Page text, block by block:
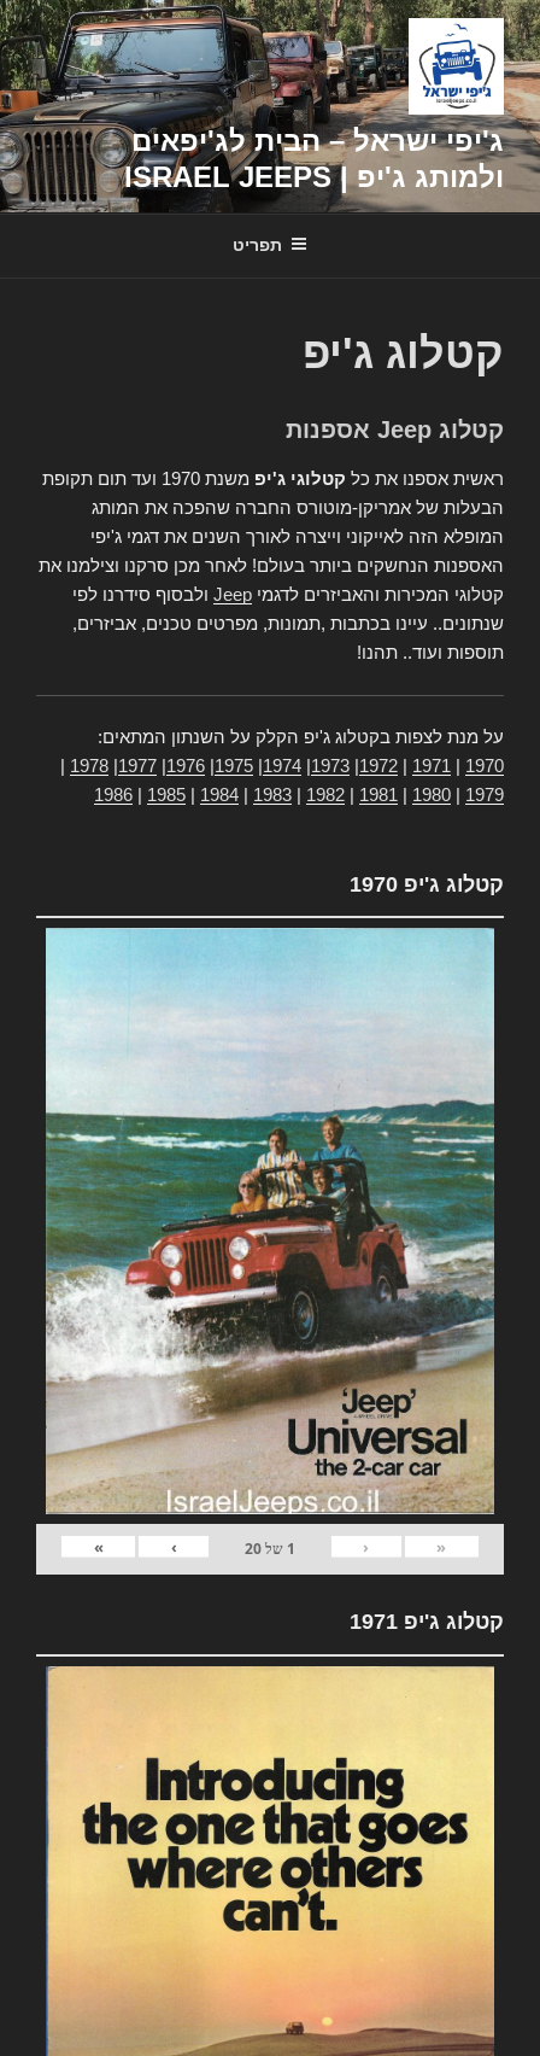
דילוג
לתוכן
ג'יפי ישראל – הבית לג'יפאים
ולמותג ג'יפ | ISRAEL JEEPS
תפריט
קטלוג ג'יפ
קטלוג Jeep אספנות
ראשית אספנו את כל קטלוגי ג'יפ
משנת 1970 ועד תום תקופת
הבעלות של אמריקן-מוטורס החברה שהפכה את המותג
המופלא הזה לאייקוני וייצרה לאורך השנים את דגמי ג'יפי
האספנות הנחשקים ביותר בעולם! לאחר מכן סרקנו וצילמנו את
קטלוגי המכירות והאביזרים לדגמי Jeep ולבסוף סידרנו לפי
שנתונים.. עיינו בכתבות ,תמונות, מפרטים טכנים, אביזרים,
תוספות ועוד.. תהנו!
על מנת לצפות בקטלוג ג'יפ הקלק על השנתון המתאים:
1970
1971
1972
1973
1974
1975
1976
1977
1978
1979
1980
1981
1982
1983
1984
1985
1986
קטלוג ג'יפ 1970
«
‹
1 של20
›
»
קטלוג ג'יפ 1971